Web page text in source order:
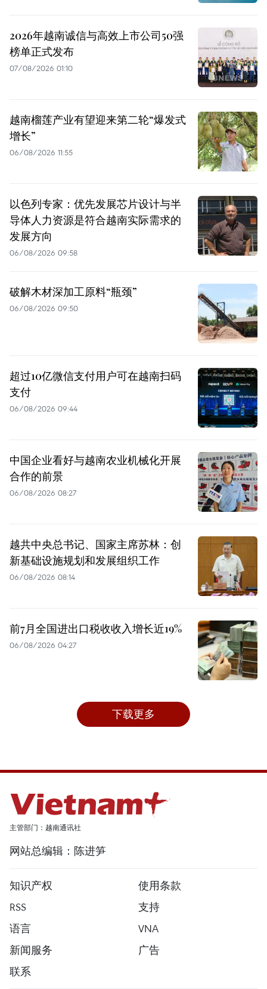
2026年越南诚信与高效上市公司50强
榜单正式发布
07/08/2026 01:10
越南榴莲产业有望迎来第二轮“爆发式
增长”
06/08/2026 11:55
以色列专家：优先发展芯片设计与半
导体人力资源是符合越南实际需求的
发展方向
06/08/2026 09:58
破解木材深加工原料“瓶颈”
06/08/2026 09:50
超过10亿微信支付用户可在越南扫码
支付
06/08/2026 09:44
中国企业看好与越南农业机械化开展
合作的前景
06/08/2026 08:27
越共中央总书记、国家主席苏林：创
新基础设施规划和发展组织工作
06/08/2026 08:14
前7月全国进出口税收收入增长近19%
06/08/2026 04:27
下载更多
主管部门：越南通讯社
网站总编辑：陈进笋
知识产权
使用条款
RSS
支持
语言
VNA
新闻服务
广告
联系